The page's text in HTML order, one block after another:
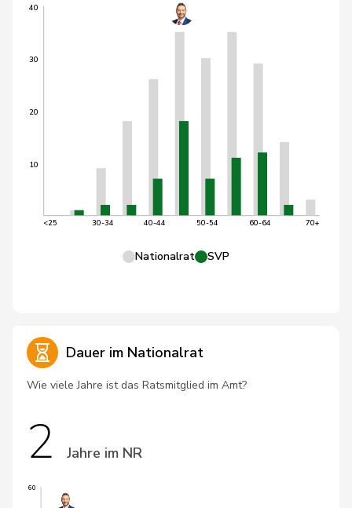
10
20
30
40
<25 30-34 40-44 50-54 60-64 70+
Nationalrat SVP
Dauer im Nationalrat
Wie viele Jahre ist das Ratsmitglied im Amt?
2 Jahre im NR
60